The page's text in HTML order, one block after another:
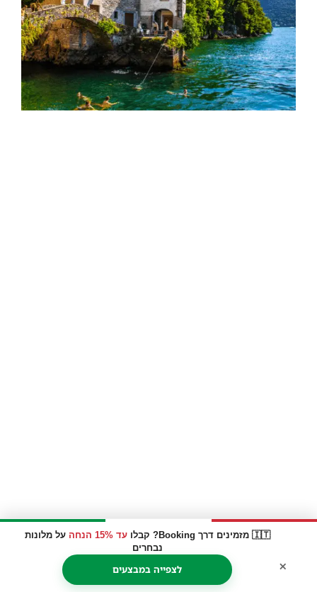
🇮🇹 מזמינים דרך Booking? קבלו עד 15% הנחה
על מלונות
נבחרים
לצפייה במבצעים ×